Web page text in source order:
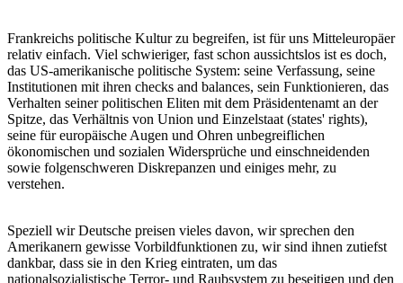
Frankreichs politische Kultur zu begreifen, ist für uns Mitteleuropäer
relativ einfach. Viel schwieriger, fast schon aussichtslos ist es doch,
das US-amerikanische politische System: seine Verfassung, seine
Institutionen mit ihren checks and balances, sein Funktionieren, das
Verhalten seiner politischen Eliten mit dem Präsidentenamt an der
Spitze, das Verhältnis von Union und Einzelstaat (states' rights),
seine für europäische Augen und Ohren unbegreiflichen
ökonomischen und sozialen Widersprüche und einschneidenden
sowie folgenschweren Diskrepanzen und einiges mehr, zu
verstehen.
Speziell wir Deutsche preisen vieles davon, wir sprechen den
Amerikanern gewisse Vorbildfunktionen zu, wir sind ihnen zutiefst
dankbar, dass sie in den Krieg eintraten, um das
nationalsozialistische Terror- und Raubsystem zu beseitigen und den